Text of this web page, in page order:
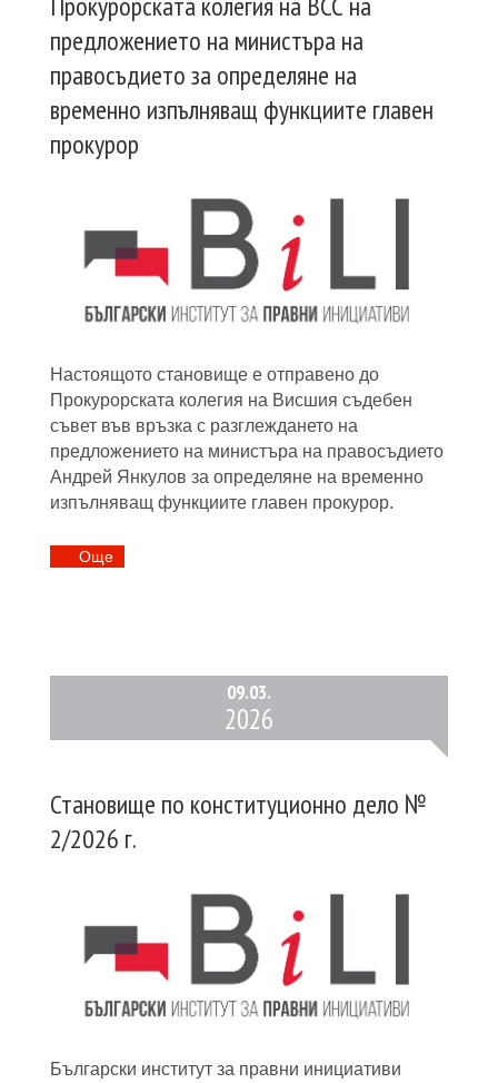
предложението на министъра на
правосъдието за определяне на
временно изпълняващ функциите главен
прокурор
Настоящото становище е отправено до
Прокурорската колегия на Висшия съдебен
съвет във връзка с разглеждането на
предложението на министъра на правосъдието
Андрей Янкулов за определяне на временно
изпълняващ функциите главен прокурор.
Oще
09.03.
2026
Становище по конституционно дело №
2/2026 г.
Български институт за правни инициативи